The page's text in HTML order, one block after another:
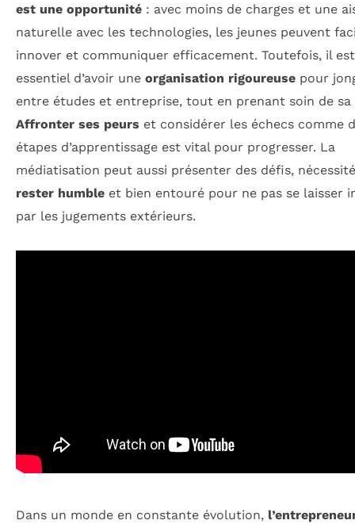
est une opportunité : avec moins de charges et une
naturelle avec les technologies, les jeunes peuvent
innover et communiquer efficacement. Toutefois, il est
essentiel d’avoir une organisation rigoureuse pour
entre études et entreprise, tout en prenant soin de sa
Affronter ses peurs et considérer les échecs comme
étapes d’apprentissage est vital pour progresser. La
médiatisation peut aussi présenter des défis,
rester humble et bien entouré pour ne pas se laisser
par les jugements extérieurs.
Dans un monde en constante évolution,